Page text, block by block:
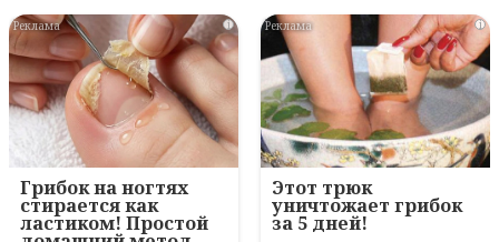
i
Грибок на ногтях
стирается как
ластиком! Простой
i
Этот трюк
уничтожает грибок
за 5 дней!